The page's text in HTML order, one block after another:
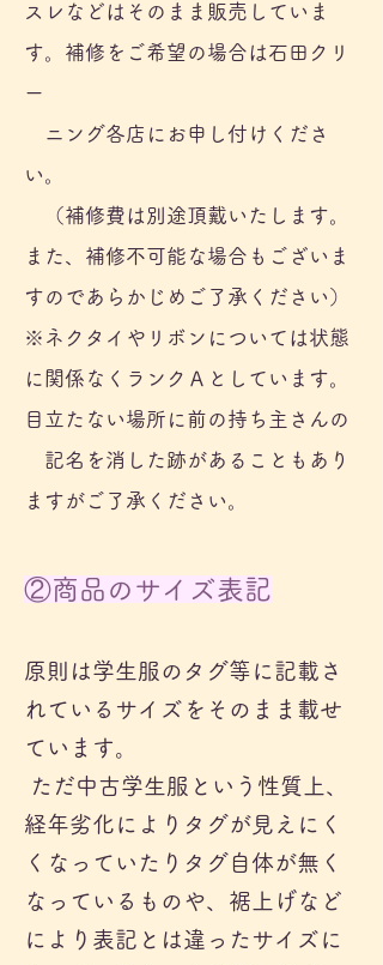
スレなどはそのまま販売していま
す。補修をご希望の場合は石田クリ
ー
ニング各店にお申し付けくださ
い。
（補修費は別途頂戴いたします。
また、補修不可能な場合もございま
すのであらかじめご了承ください）
※ネクタイやリボンについては状態
に 関係なくランクＡとしています。
目立たない場所に前の持ち主さんの
​ 記名を消した跡があることもあり
ますがご了承ください。
②商品のサイズ表記
原則は学生服のタグ等に記載さ
れているサイズをそのまま載せ
ています。
ただ中古学生服という性質上、
経年劣化によりタグが見えにく
くなっていたりタグ自体が無く
なっているものや、裾上げなど
により表記とは違ったサイズに